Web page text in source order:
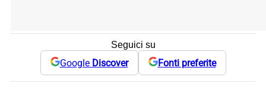
Seguici su
Google Discover Fonti preferite